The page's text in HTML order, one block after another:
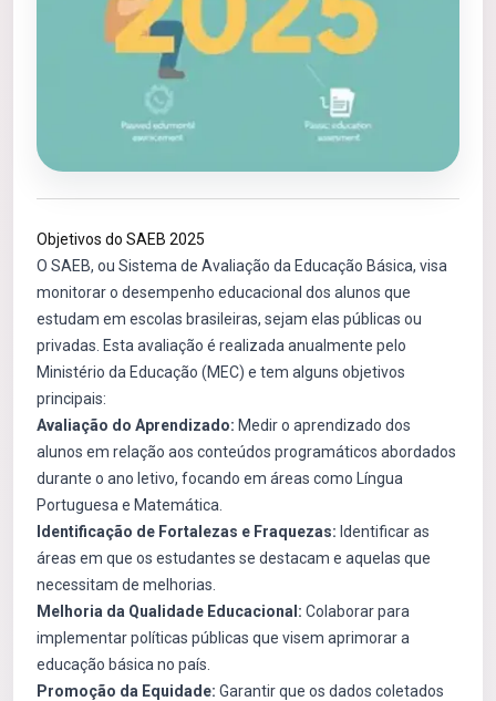
Objetivos do SAEB 2025
O SAEB, ou Sistema de Avaliação da Educação Básica, visa
monitorar o desempenho educacional dos alunos que
estudam em escolas brasileiras, sejam elas públicas ou
privadas. Esta avaliação é realizada anualmente pelo
Ministério da Educação (MEC) e tem alguns objetivos
principais:
Avaliação do Aprendizado: Medir o aprendizado dos
alunos em relação aos conteúdos programáticos abordados
durante o ano letivo, focando em áreas como Língua
Portuguesa e Matemática.
Identificação de Fortalezas e Fraquezas: Identificar as
áreas em que os estudantes se destacam e aquelas que
necessitam de melhorias.
Melhoria da Qualidade Educacional: Colaborar para
implementar políticas públicas que visem aprimorar a
educação básica no país.
Promoção da Equidade: Garantir que os dados coletados